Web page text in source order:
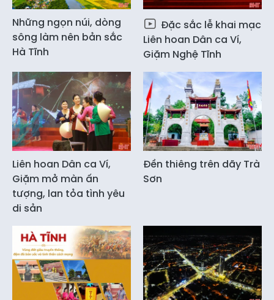
Những ngọn núi, dòng
sông làm nên bản sắc
Hà Tĩnh
Đặc sắc lễ khai mạc
Liên hoan Dân ca Ví,
Giặm Nghệ Tĩnh
Liên hoan Dân ca Ví,
Giặm mở màn ấn
tượng, lan tỏa tình yêu
di sản
Đền thiêng trên dãy Trà
Sơn